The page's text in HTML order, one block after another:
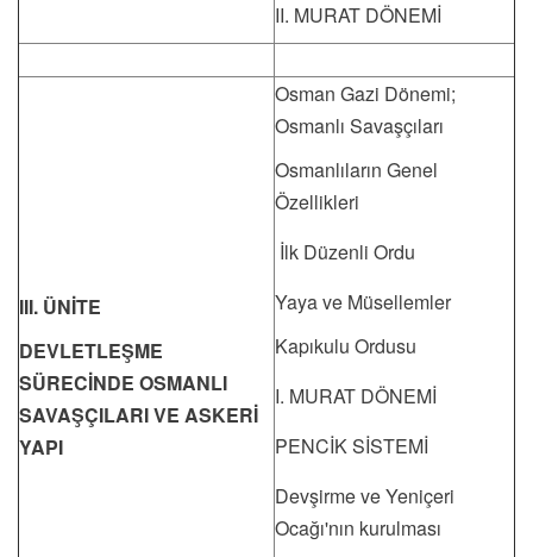
II. MURAT DÖNEMİ
III. ÜNİTE
DEVLETLEŞME
SÜRECİNDE OSMANLI
SAVAŞÇILARI VE ASKERİ
YAPI
Osman Gazi Dönemi;
Osmanlı Savaşçıları
Osmanlıların Genel
Özellikleri
İlk Düzenli Ordu
Yaya ve Müsellemler
Kapıkulu Ordusu
I. MURAT DÖNEMİ
PENCİK SİSTEMİ
Devşirme ve Yeniçeri
Ocağı'nın kurulması